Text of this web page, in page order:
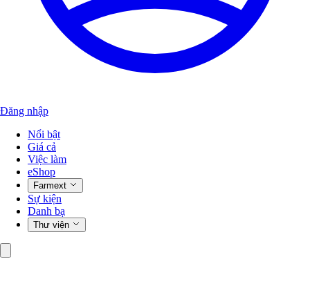
Đăng nhập
Nổi bật
Giá cả
Việc làm
eShop
Farmext
Sự kiện
Danh bạ
Thư viện